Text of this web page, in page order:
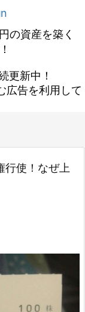
の資産を築く
更新中！
広告を利用して
行使！なぜ上